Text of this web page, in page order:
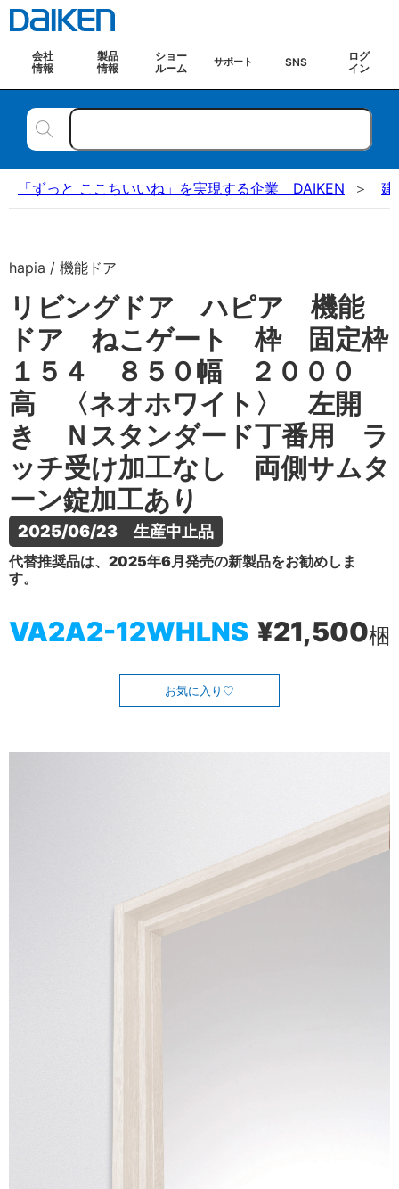
会社
情報
製品
情報
ショー
ルーム
サポート SNS
ログ
イン
「ずっと ここちいいね」を実現する企業 DAIKEN 建
hapia / 機能ドア
リビングドア ハピア 機能
ドア ねこゲート 枠 固定枠
１５４ ８５０幅 ２０００
高 〈ネオホワイト〉 左開
き Ｎスタンダード丁番用 ラ
ッチ受け加工なし 両側サムタ
ーン錠加工あり
2025/06/23　生産中止品
代替推奨品は、2025年6月発売の新製品をお勧めしま
す。
VA2A2-12WHLNS ¥21,500梱
お気に入り